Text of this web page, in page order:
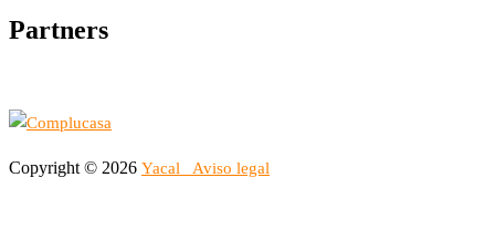
Partners
Copyright © 2026 Yacal Aviso legal